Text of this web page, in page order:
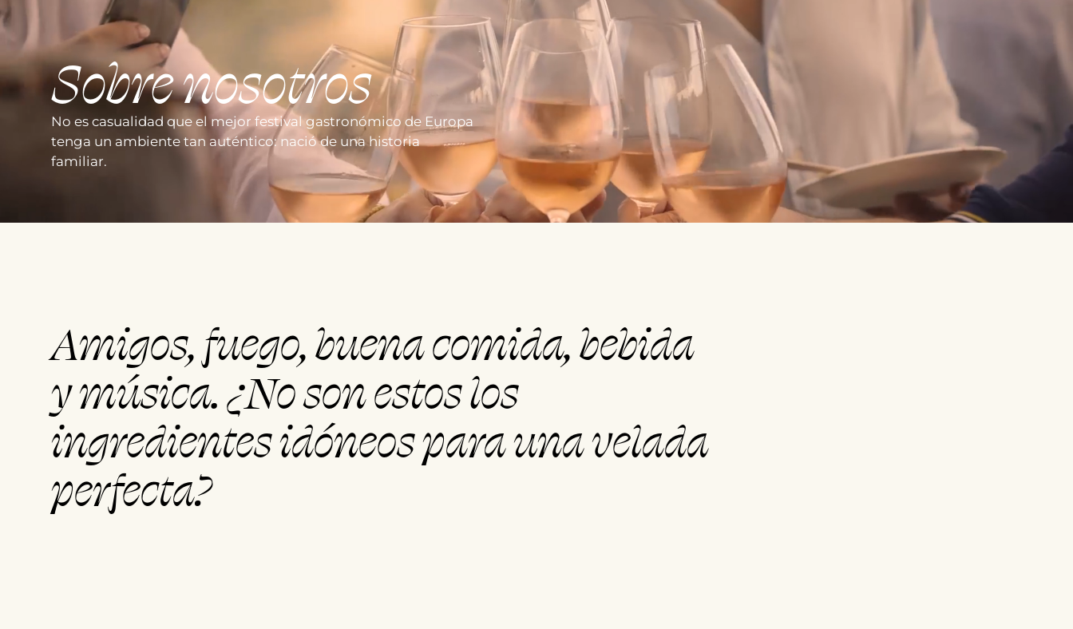
Sobre nosotros
No es casualidad que el mejor festival gastronómico de Europa
tenga un ambiente tan auténtico: nació de una historia
familiar.
Amigos, fuego, buena comida, bebida
y música. ¿No son estos los
ingredientes idóneos para una velada
perfecta?